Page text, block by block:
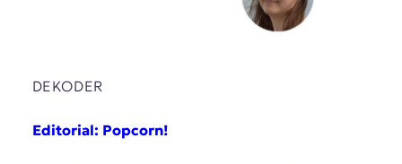
DEKODER
Editorial: Popcorn!